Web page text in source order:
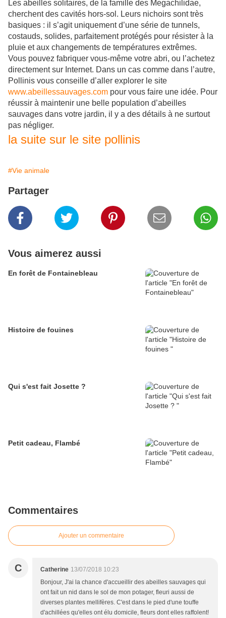
Les abeilles solitaires, de la famille des Megachilidae,
cherchent des cavités hors-sol. Leurs nichoirs sont très
basiques : il s’agit uniquement d’une série de tunnels,
costauds, solides, parfaitement protégés pour résister à la
pluie et aux changements de températures extrêmes.
Vous pouvez fabriquer vous-même votre abri, ou l’achetez
directement sur Internet. Dans un cas comme dans l’autre,
Pollinis vous conseille d’aller explorer le site
www.abeillessauvages.com pour vous faire une idée. Pour
réussir à maintenir une belle population d’abeilles
sauvages dans votre jardin, il y a des détails à ne surtout
pas négliger.
la suite sur le site pollinis
#Vie animale
Partager
Vous aimerez aussi
En forêt de Fontainebleau
Histoire de fouines
Qui s'est fait Josette ?
Petit cadeau, Flambé
Commentaires
Ajouter un commentaire
C Catherine 13/07/2018 10:23
Bonjour, J'ai la chance d'accueillir des abeilles sauvages qui
ont fait un nid dans le sol de mon potager, fleuri aussi de
diverses plantes mellifères. C'est dans le pied d'une touffe
d'achillées qu'elles ont élu domicile, fleurs dont elles raffolent!